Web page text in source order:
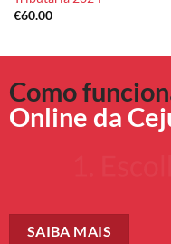
€60.00
Como
Online da
SAIBA MAIS